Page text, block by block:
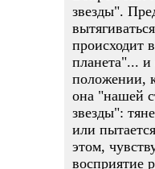
звезды".
происходит
планета"... и
положении,
она "нашей
звезды":
или
этом,
восприятие